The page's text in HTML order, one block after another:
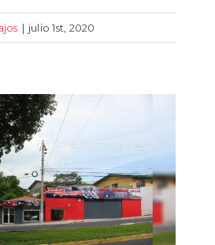
| julio 1st, 2020